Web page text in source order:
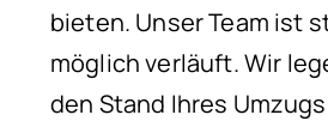
bieten. Unser Team ist
möglich verläuft. Wir
den Stand Ihres